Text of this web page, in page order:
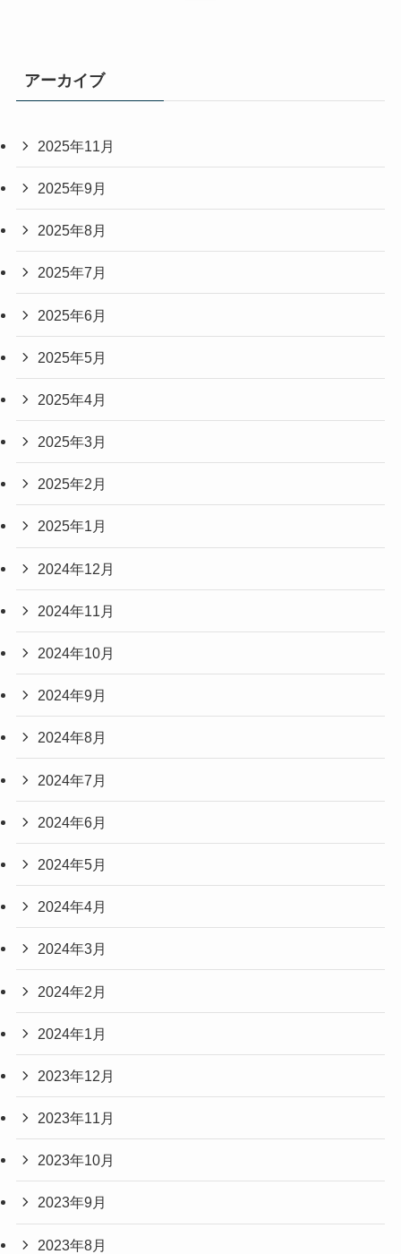
アーカイブ
2025年11月
2025年9月
2025年8月
2025年7月
2025年6月
2025年5月
2025年4月
2025年3月
2025年2月
2025年1月
2024年12月
2024年11月
2024年10月
2024年9月
2024年8月
2024年7月
2024年6月
2024年5月
2024年4月
2024年3月
2024年2月
2024年1月
2023年12月
2023年11月
2023年10月
2023年9月
2023年8月